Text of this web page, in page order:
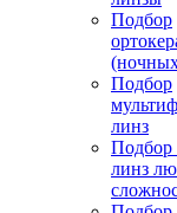
Подбор
Подбор
линз
Подбор
линз